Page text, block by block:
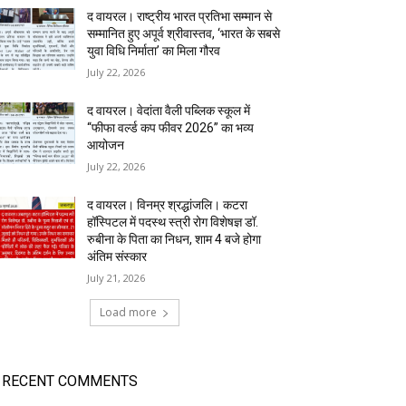
द वायरल। राष्ट्रीय भारत प्रतिभा सम्मान से
सम्मानित हुए अपूर्व श्रीवास्तव, ‘भारत के सबसे
युवा विधि निर्माता’ का मिला गौरव
July 22, 2026
द वायरल। वेदांता वैली पब्लिक स्कूल में
“फीफा वर्ल्ड कप फीवर 2026” का भव्य
आयोजन
July 22, 2026
द वायरल। विनम्र श्रद्धांजलि। कटरा
हॉस्पिटल में पदस्थ स्त्री रोग विशेषज्ञ डॉ.
रुबीना के पिता का निधन, शाम 4 बजे होगा
अंतिम संस्कार
July 21, 2026
Load more
RECENT COMMENTS